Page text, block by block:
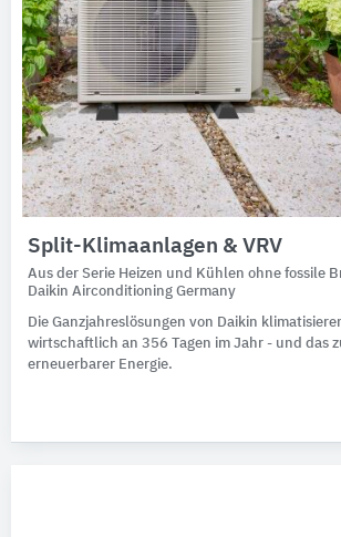
Split-Klimaanlagen & VRV
Aus der Serie Heizen und Kühlen ohne fossile
Daikin Airconditioning Germany
Die Ganzjahreslösungen von Daikin
wirtschaftlich an 356 Tagen im Jahr - und das
erneuerbarer Energie.